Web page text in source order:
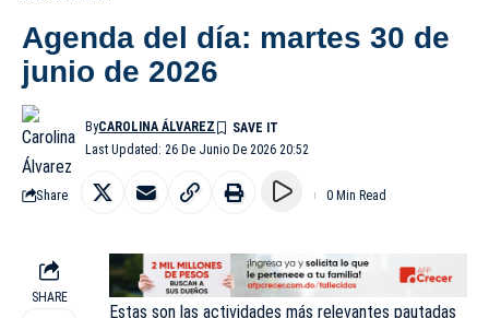
Agenda del día: martes 30 de
junio de 2026
Last Updated: 26 De Junio De 2026 20:52
ByCAROLINA ÁLVAREZ
Share 0 Min Read
SHARE
Estas son las actividades más relevantes pautadas